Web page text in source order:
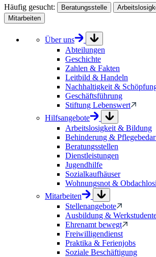
Häufig gesucht: Beratungsstelle
Mitarbeiten
Über uns
Abteilungen
Geschichte
Zahlen & Fakten
Leitbild & Handeln
Nachhaltigkeit &
Geschäftsführung
Stiftung Lebenswert
Hilfsangebote
Arbeitslosigkeit & Bildung
Behinderung &
Beratungsstellen
Dienstleistungen
Jugendhilfe
Sozialkaufhäuser
Wohnungsnot &
Mitarbeiten
Stellenangebote
Ausbildung &
Ehrenamt bewegt
Freiwilligendienst
Praktika & Ferienjobs
Soziale Beschäftigung